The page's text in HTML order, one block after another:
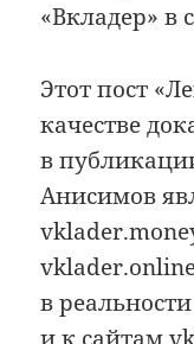
«Вкладер» в
Этот пост
качестве
в
Анисимов
в